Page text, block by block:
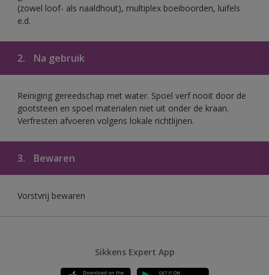
(zowel loof- als naaldhout), multiplex boeiboorden, luifels
e.d.
2. Na gebruik
Reiniging gereedschap met water. Spoel verf nooit door de
gootsteen en spoel materialen niet uit onder de kraan.
Verfresten afvoeren volgens lokale richtlijnen.
3. Bewaren
Vorstvrij bewaren
Sikkens Expert App